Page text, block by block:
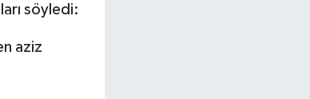
söyledi:
aziz